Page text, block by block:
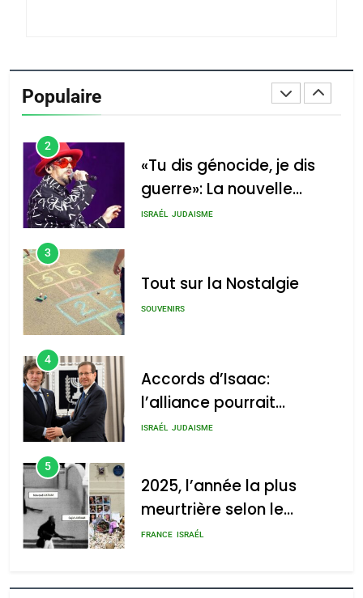
Populaire
2
«Tu dis génocide, je dis
guerre»: La nouvelle
chanson de Boy George
ISRAÉL JUDAISME
3
Tout sur la Nostalgie
SOUVENIRS
4
Accords d’Isaac:
l’alliance pourrait
s’étendre à 13 pays
ISRAÉL JUDAISME
5
2025, l’année la plus
meurtrière selon le
rapport d’ADL contre
FRANCE ISRAÉL
FIÈRE, DIGNE ET RÉSILIENTE :